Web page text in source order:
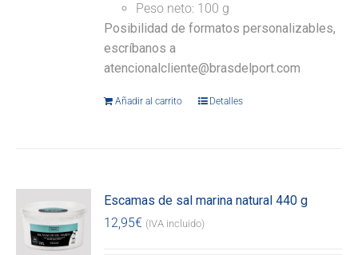
Peso neto: 100 g
Posibilidad de formatos personalizables,
escríbanos a
atencionalcliente@brasdelport.com
Añadir al carrito Detalles
Escamas de sal marina natural 440 g
12,95€ (IVA incluido)